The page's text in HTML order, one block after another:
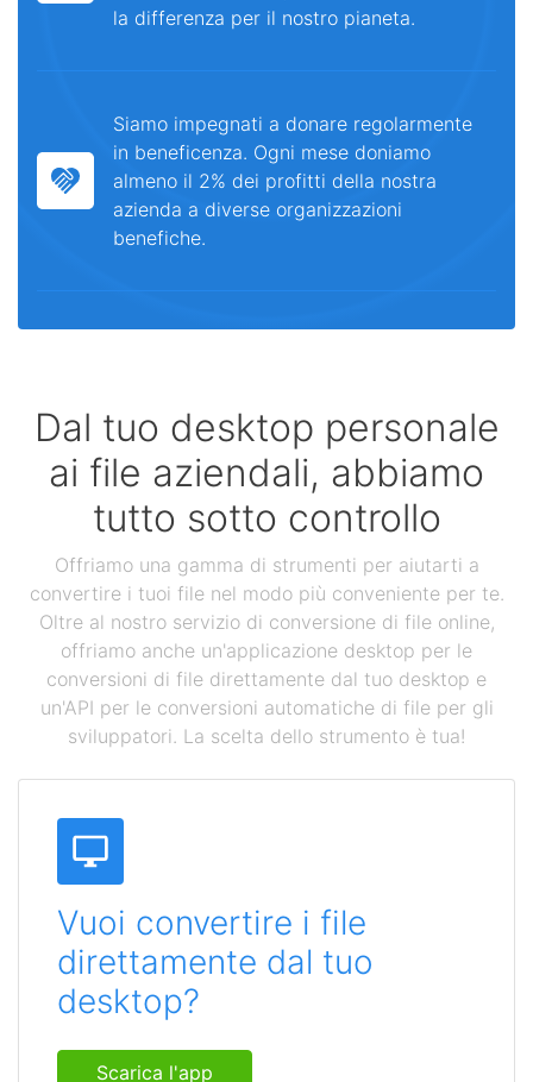
la differenza per il nostro pianeta.
Siamo impegnati a donare regolarmente
in beneficenza. Ogni mese doniamo
almeno il 2% dei profitti della nostra
azienda a diverse organizzazioni
benefiche.
Dal tuo desktop personale
ai file aziendali, abbiamo
tutto sotto controllo
Offriamo una gamma di strumenti per aiutarti a
convertire i tuoi file nel modo più conveniente per te.
Oltre al nostro servizio di conversione di file online,
offriamo anche un'applicazione desktop per le
conversioni di file direttamente dal tuo desktop e
un'API per le conversioni automatiche di file per gli
sviluppatori. La scelta dello strumento è tua!
Vuoi convertire i file
direttamente dal tuo
desktop?
Scarica l'app